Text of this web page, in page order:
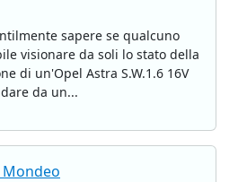
sapere se qualcuno
visionare da soli lo stato della
di un'Opel Astra S.W.1.6 16V
da un...